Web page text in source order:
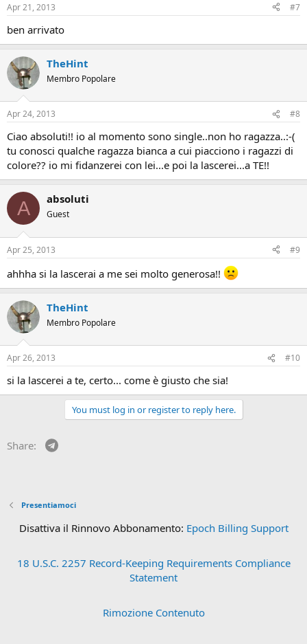
Apr 21, 2013 #7
ben arrivato
TheHint
Membro Popolare
Apr 24, 2013 #8
Ciao absoluti!! io al momento sono single..non ho ragazza..:-(
tu conosci qualche ragazza bianca a cui piacciono i ragazzi di
colore?? io mi fidanzerei con lei...e poi la lascerei...a TE!!
A absoluti
Guest
Apr 25, 2013 #9
ahhha si la lascerai a me sei molto generosa!!
TheHint
Membro Popolare
Apr 26, 2013 #10
si la lascerei a te, certo... come è giusto che sia!
You must log in or register to reply here.
Share:
Presentiamoci
Disattiva il Rinnovo Abbonamento: Epoch Billing Support
18 U.S.C. 2257 Record-Keeping Requirements Compliance
Statement
Rimozione Contenuto